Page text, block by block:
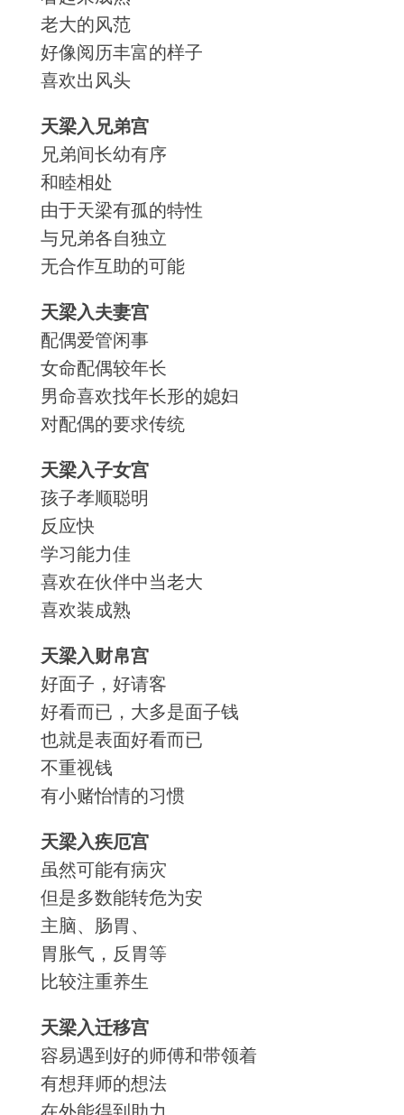
老大的风范
好像阅历丰富的样子
喜欢出风头
天梁入兄弟宫
兄弟间长幼有序
和睦相处
由于天梁有孤的特性
与兄弟各自独立
无合作互助的可能
天梁入夫妻宫
配偶爱管闲事
女命配偶较年长
男命喜欢找年长形的媳妇
对配偶的要求传统
天梁入子女宫
孩子孝顺聪明
反应快
学习能力佳
喜欢在伙伴中当老大
喜欢装成熟
天梁入财帛宫
好面子，好请客
好看而已，大多是面子钱
也就是表面好看而已
不重视钱
有小赌怡情的习惯
天梁入疾厄宫
虽然可能有病灾
但是多数能转危为安
主脑、肠胃、
胃胀气，反胃等
比较注重养生
天梁入迁移宫
容易遇到好的师傅和带领着
有想拜师的想法